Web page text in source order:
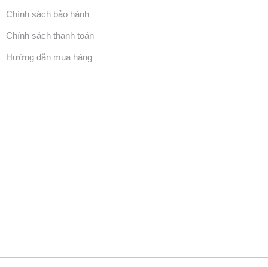
Chính sách bảo hành
Chính sách thanh toán
Hướng dẫn mua hàng